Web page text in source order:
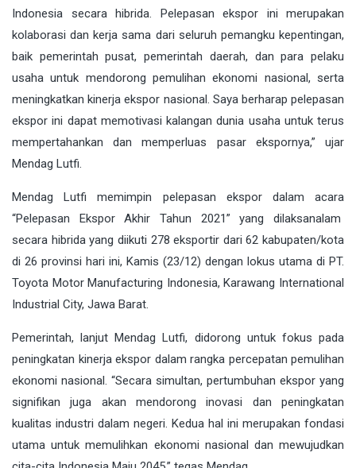
Indonesia secara hibrida. Pelepasan ekspor ini merupakan
kolaborasi dan kerja sama dari seluruh pemangku kepentingan,
baik pemerintah pusat, pemerintah daerah, dan para pelaku
usaha untuk mendorong pemulihan ekonomi nasional, serta
meningkatkan kinerja ekspor nasional. Saya berharap pelepasan
ekspor ini dapat memotivasi kalangan dunia usaha untuk terus
mempertahankan dan memperluas pasar ekspornya,” ujar
Mendag Lutfi.
Mendag Lutfi memimpin pelepasan ekspor dalam acara
“Pelepasan Ekspor Akhir Tahun 2021” yang dilaksanalam
secara hibrida yang diikuti 278 eksportir dari 62 kabupaten/kota
di 26 provinsi hari ini, Kamis (23/12) dengan lokus utama di PT.
Toyota Motor Manufacturing Indonesia, Karawang International
Industrial City, Jawa Barat.
Pemerintah, lanjut Mendag Lutfi, didorong untuk fokus pada
peningkatan kinerja ekspor dalam rangka percepatan pemulihan
ekonomi nasional. “Secara simultan, pertumbuhan ekspor yang
signifikan juga akan mendorong inovasi dan peningkatan
kualitas industri dalam negeri. Kedua hal ini merupakan fondasi
utama untuk memulihkan ekonomi nasional dan mewujudkan